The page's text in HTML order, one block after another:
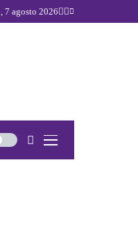
7 agosto 2026